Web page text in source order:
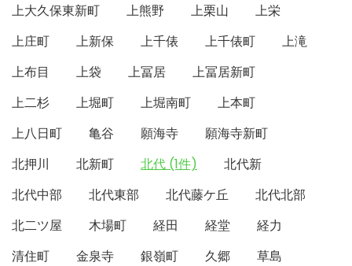
上大久保東新町
上熊野 上栗山
上栄
上庄町
上新保 上千俵 上千俵町
上滝
上布目
上袋 上冨居
上冨居新町
上二杉
上堀町 上堀南町
上本町
上八日町
亀谷 願海寺
願海寺新町
北押川
北新町 北代 (1件)
北代新
北代中部
北代東部 北代藤ケ丘
北代北部
北二ツ屋
木場町 経田 経堂
経力
清住町
金泉寺 銀嶺町 久郷
草島